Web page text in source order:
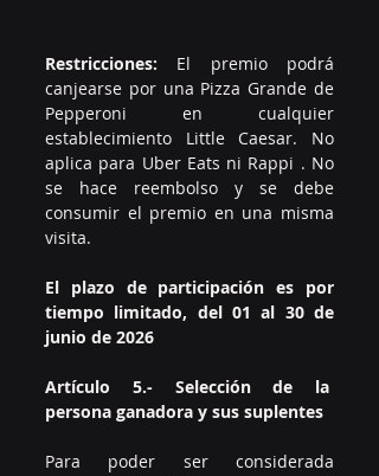
Restricciones: El premio podrá
canjearse por una Pizza Grande de
Pepperoni en cualquier
establecimiento Little Caesar. No
aplica para Uber Eats ni Rappi . No
se hace reembolso y se debe
consumir el premio en una misma
visita.
El plazo de participación es por
tiempo limitado, del 01 al 30 de
junio de 2026
Artículo 5.- Selección de la
persona ganadora y sus suplentes
Para poder ser considerada